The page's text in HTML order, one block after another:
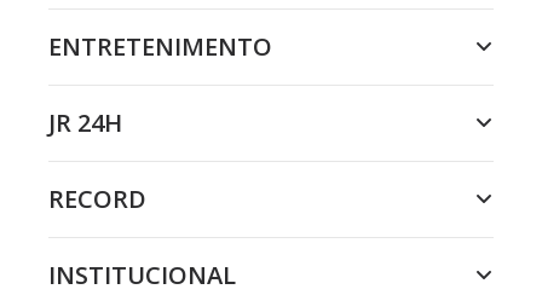
ENTRETENIMENTO
JR 24H
RECORD
INSTITUCIONAL